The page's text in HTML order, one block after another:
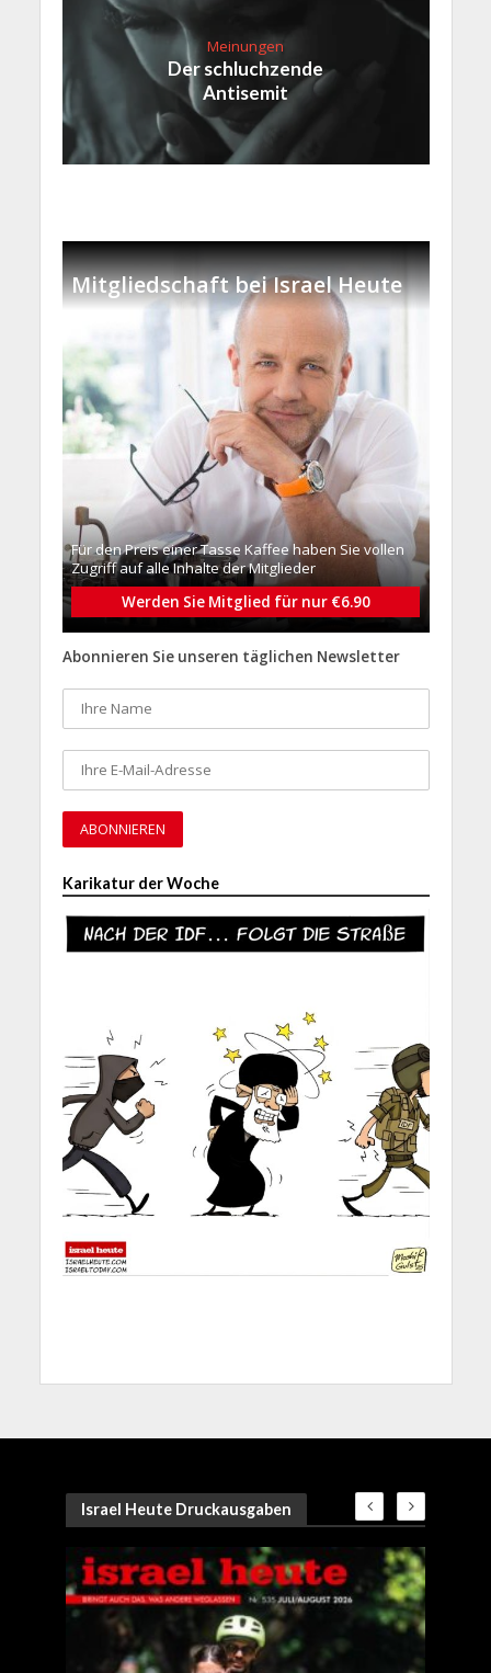
Meinungen
Der schluchzende
Antisemit
Mitgliedschaft bei Israel Heute
Für den Preis einer Tasse Kaffee haben Sie vollen
Zugriff auf alle Inhalte der Mitglieder
Werden Sie Mitglied für nur €6.90
Abonnieren Sie unseren täglichen Newsletter
Karikatur der Woche
Israel Heute Druckausgaben